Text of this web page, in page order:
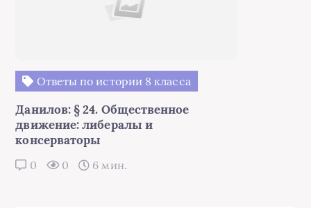
Ответы по истории 8 класса
Данилов: § 24. Общественное
движение: либералы и
консерваторы
0 0 6 мин.